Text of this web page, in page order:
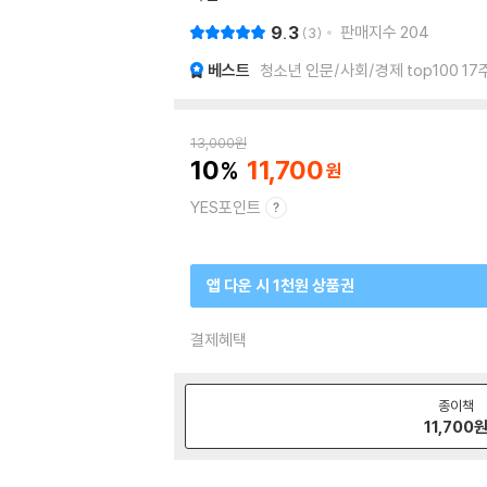
9.3 3 판매지수 204
베스트 청소년 인문/사회/경제 top100 17
13,000원
10 11,700
YES포인트
앱 다운 시 1천원 상품권
결제혜택
종이책
11,700